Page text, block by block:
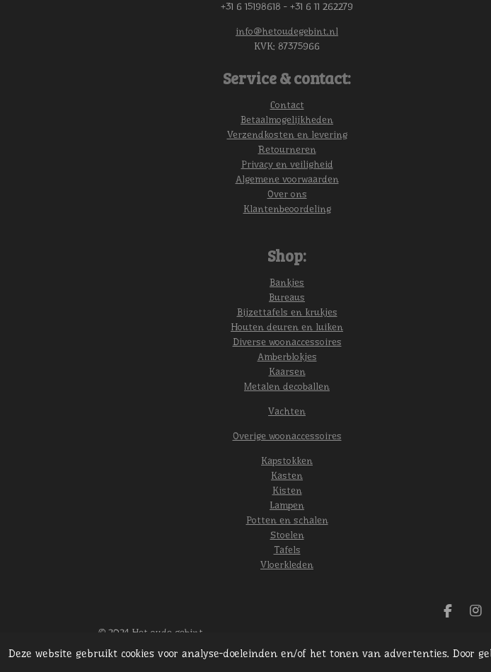
Deze website gebruikt cookies voor analyse-doeleinden en/of het tonen van advertenties. Door
+31 6 15198618 - +31 6 11 262279
info@hetoudegebint.nl
KVK: 87375966
Service & contact:
Contact
Betaalmogelijkheden
Verzendkosten en levering
Retourneren
Privacy en veiligheid
Algemene voorwaarden
Over ons
Klantenbeoordeling
Shop:
Bankjes
Bureaus
Bijzettafels en krukjes
Houten deuren en luiken
Diverse woonaccessoires
Amberblokjes
Kaarsen
Metalen decoballen
Vachten
Overige woonaccessoires
Kapstokken
Kasten
Kisten
Lampen
Potten en schalen
Stoelen
Tafels
Vloerkleden
F
e
I
© 2024 Het oude gebint